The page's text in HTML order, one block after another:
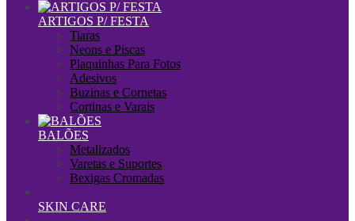
ARTIGOS P/ FESTA
Tiaras
Neons e Piscas
Plaquinhas Para Fotos
Adesivos
Buzinas e Cornetas
Cortinas e Varais
BALÕES
Metalizados
Varetas e Suportes
Bexigas Cromadas
SKIN CARE